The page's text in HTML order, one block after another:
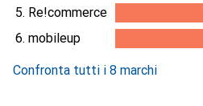
5. Re!commerce
6. mobileup
Confronta tutti i 8 marchi